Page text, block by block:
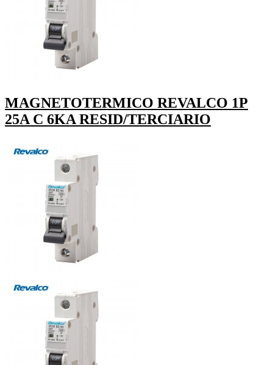
MAGNETOTERMICO REVALCO 1P
25A C 6KA RESID/TERCIARIO